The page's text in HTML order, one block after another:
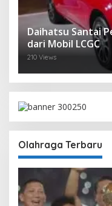
Daihatsu Santai
dari Mobil LCGC
210 Views
Olahraga Terbaru